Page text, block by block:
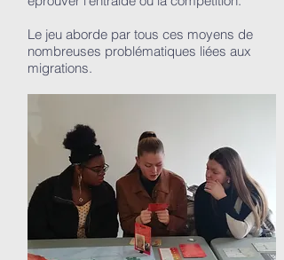
Le jeu aborde par tous ces moyens de
nombreuses problématiques liées aux
migrations.